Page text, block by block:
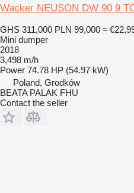
Wacker NEUSON DW 90 9
GHS 311,000 PLN 99,000 ≈
Mini dumper
2018
3,498 m/h
Power 74.78 HP (54.97 kW)
Poland, Grodków
BEATA PALAK FHU
Contact the seller